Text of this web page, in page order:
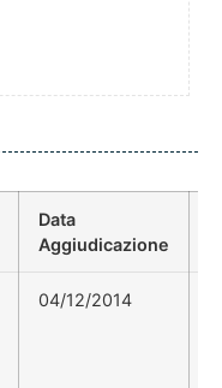
Data
Aggiudicazione
04/12/2014